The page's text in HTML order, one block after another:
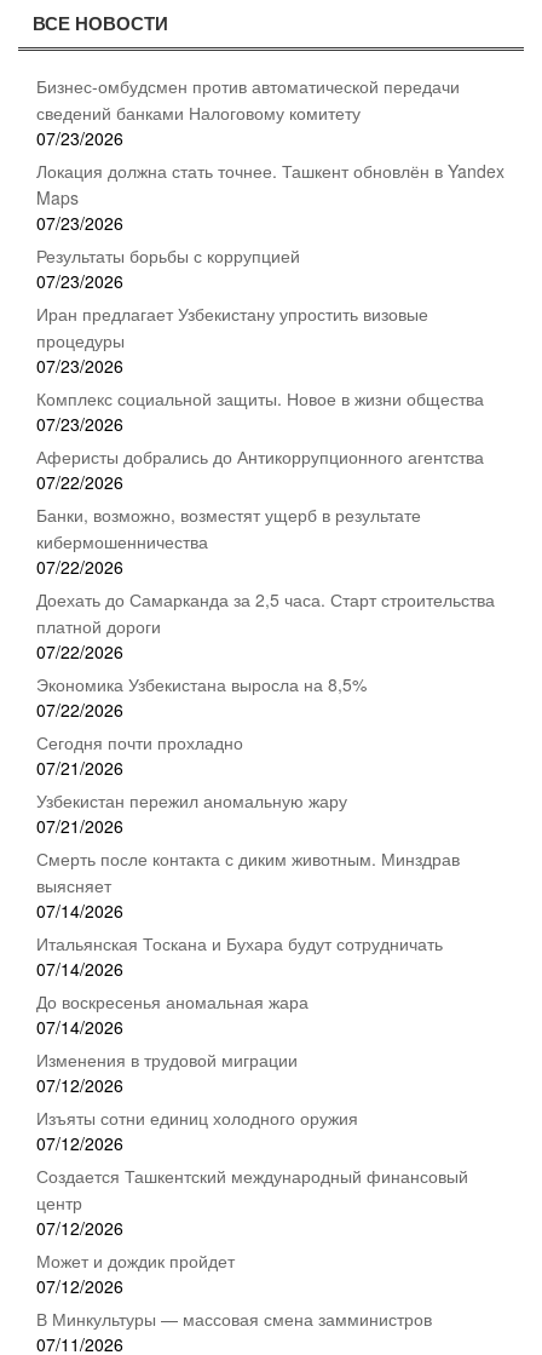
записям
ВСЕ НОВОСТИ
Бизнес-омбудсмен против автоматической передачи
сведений банками Налоговому комитету
07/23/2026
Локация должна стать точнее. Ташкент обновлён в Yandex
Maps
07/23/2026
Результаты борьбы с коррупцией
07/23/2026
Иран предлагает Узбекистану упростить визовые
процедуры
07/23/2026
Комплекс социальной защиты. Новое в жизни общества
07/23/2026
Аферисты добрались до Антикоррупционного агентства
07/22/2026
Банки, возможно, возместят ущерб в результате
кибермошенничества
07/22/2026
Доехать до Самарканда за 2,5 часа. Старт строительства
платной дороги
07/22/2026
Экономика Узбекистана выросла на 8,5%
07/22/2026
Сегодня почти прохладно
07/21/2026
Узбекистан пережил аномальную жару
07/21/2026
Смерть после контакта с диким животным. Минздрав
выясняет
07/14/2026
Итальянская Тоскана и Бухара будут сотрудничать
07/14/2026
До воскресенья аномальная жара
07/14/2026
Изменения в трудовой миграции
07/12/2026
Изъяты сотни единиц холодного оружия
07/12/2026
Создается Ташкентский международный финансовый
центр
07/12/2026
Может и дождик пройдет
07/12/2026
В Минкультуры — массовая смена замминистров
07/11/2026